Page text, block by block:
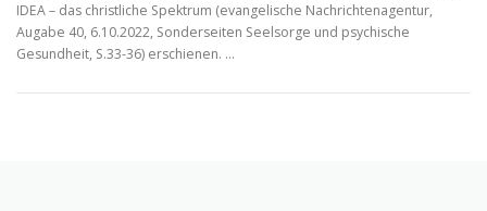
IDEA – das christliche Spektrum (evangelische Nachrichtenagentur,
Augabe 40, 6.10.2022, Sonderseiten Seelsorge und psychische
Gesundheit, S.33-36) erschienen. …